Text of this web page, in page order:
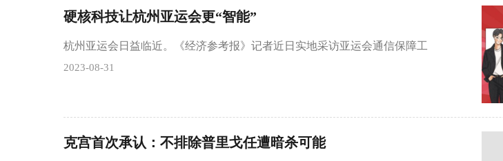
硬核科技让杭州亚运会更“智能”
杭州亚运会日益临近。《经济参考报》记者近日实地采访亚运会通信保障工
2023-08-31
克宫首次承认：不排除普里戈任遭暗杀可能